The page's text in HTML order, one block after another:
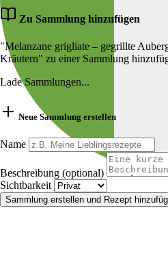
Zu Sammlung hinzufügen
"Melanzane grigliate – gegrillte
Kräutern" zu einer Sammlung
Lade Sammlungen...
Neue Sammlung erstellen
Name
Beschreibung (optional)
Sichtbarkeit
Sammlung erstellen und Rezept